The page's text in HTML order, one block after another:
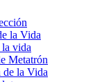
la Vida
vida
Metatrón
de la Vida